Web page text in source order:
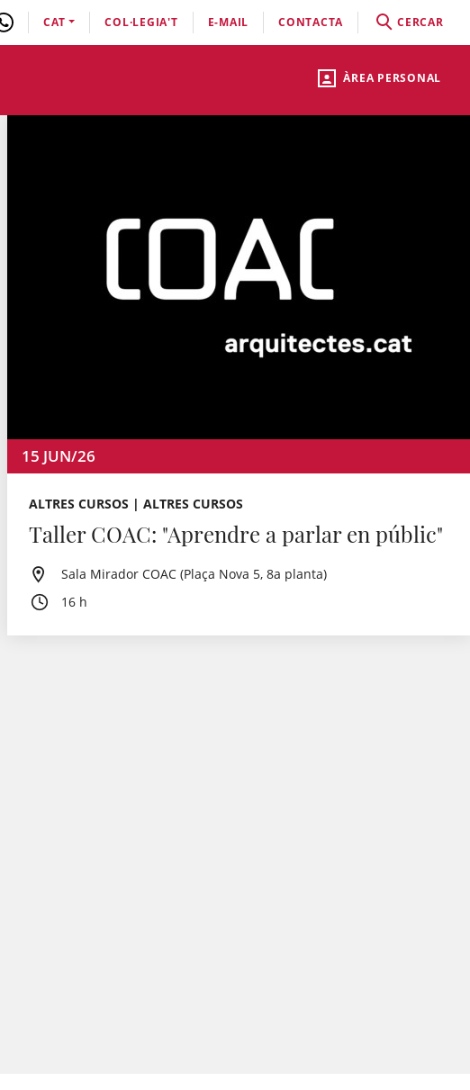
ÀREA PERSONAL
CAT COL·LEGIA'T E-MAIL CONTACTA CERCAR
15 JUN/26
ALTRES CURSOS | ALTRES CURSOS
Taller COAC: "Aprendre a parlar en públic"
Sala Mirador COAC (Plaça Nova 5, 8a planta)
16 h